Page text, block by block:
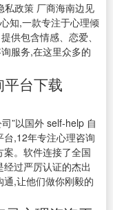
政策 厂商海南边见
知,一款专注于心理倾
供包含情感、恋爱、
服务,在这里众多的
台下载
”以国外 self-help 自
,12年专注心理咨询
。软件连接了全国
过严厉认证的杰出
,让他们做你刚毅的